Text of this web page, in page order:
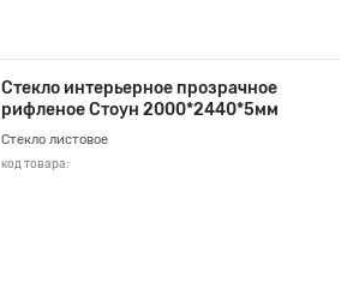
Стекло интерьерное прозрачное
рифленое Стоун 2000*2440*5мм
Стекло листовое
код товара: